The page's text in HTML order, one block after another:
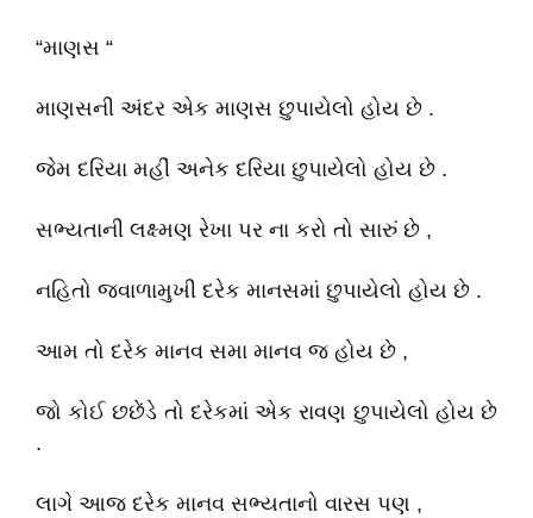
“માણસ “
માણસની અંદર એક માણસ છુપાયેલો હોય છે .
જેમ દરિયા મહીં અનેક દરિયા છુપાયેલો હોય છે .
સભ્યતાની લક્ષ્મણ રેખા પર ના કરો તો સારું છે ,
નહિતો જવાળામુખી દરેક માનસમાં છુપાયેલો હોય છે .
આમ તો દરેક માનવ સમા માનવ જ હોય છે ,
જો કોઈ છછેંડે તો દરેકમાં એક રાવણ છુપાયેલો હોય છે
.
લાગે આજ દરેક માનવ સભ્યતાનો વારસ પણ ,